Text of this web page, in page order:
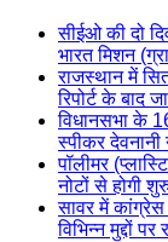
सीईओ की दो
भारत मिशन
राजस्थान में
रिपोर्ट के बाद
विधानसभा के
स्पीकर
पॉलीमर
नोटों से होगी
सावर में कांग्रेस
विभिन्न मुद्दों